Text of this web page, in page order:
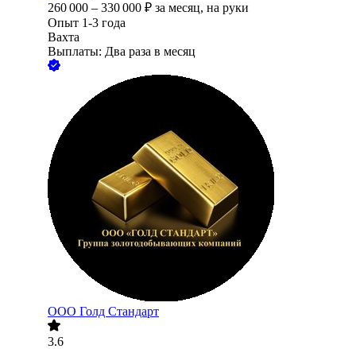
260 000 – 330 000 ₽ за месяц, на руки
Опыт 1-3 года
Вахта
Выплаты: Два раза в месяц
ООО Голд Стандарт
3.6